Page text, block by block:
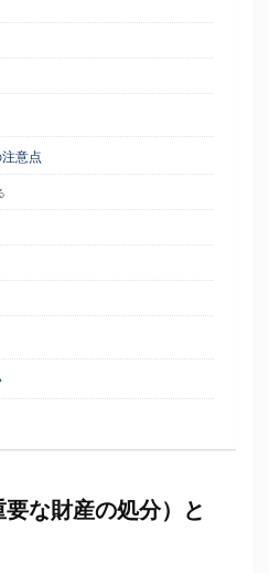
意点
な財産の処分）と